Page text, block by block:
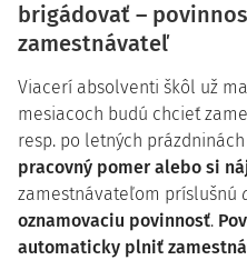
brigádovať –
zamestnávateľ
Viacerí absolventi škôl už
mesiacoch budú chcieť
resp. po letných
pracovný pomer alebo si
zamestnávateľom príslušnú
oznamovaciu povinnosť.
automaticky plniť